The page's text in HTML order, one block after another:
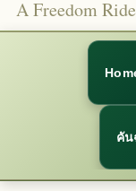
A Freedom
คัน